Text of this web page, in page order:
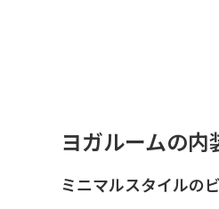
ヨガルームの
ミニマルスタイルの